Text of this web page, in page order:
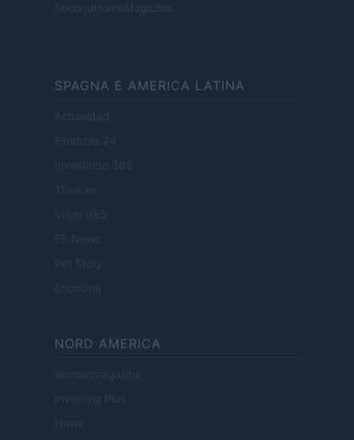
SecondHomeMagazine
SPAGNA E AMERICA LATINA
Actualidad
Finanzas 24
Investindo 365
Think.es
Viajar 365
ES Newz
Pet Story
Encocina
NORD AMERICA
Womanmagazine
Investing Plus
Newz